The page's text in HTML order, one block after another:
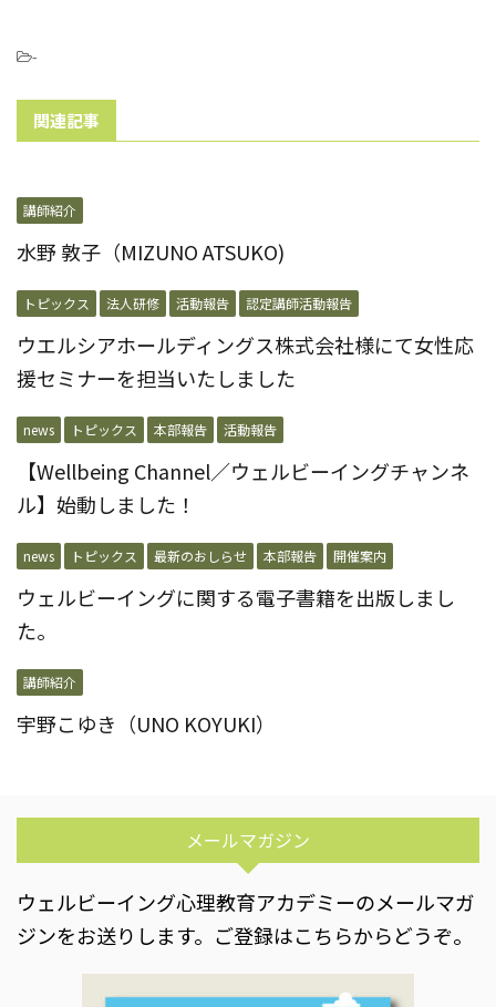
-
関連記事
講師紹介
水野 敦子（MIZUNO ATSUKO)
トピックス 法人研修 活動報告 認定講師活動報告
ウエルシアホールディングス株式会社様にて女性応
援セミナーを担当いたしました
news トピックス 本部報告 活動報告
【Wellbeing Channel／ウェルビーイングチャンネ
ル】始動しました！
news トピックス 最新のおしらせ 本部報告 開催案内
ウェルビーイングに関する電子書籍を出版しまし
た。
講師紹介
宇野こゆき（UNO KOYUKI）
メールマガジン
ウェルビーイング心理教育アカデミーのメールマガ
ジンをお送りします。ご登録はこちらからどうぞ。